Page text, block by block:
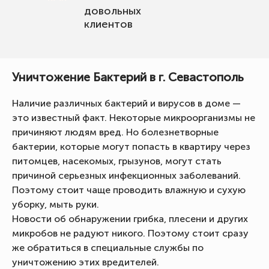
довольных
клиентов
Уничтожение Бактерий в г. Севастополь
Наличие различных бактерий и вирусов в доме —
это известный факт. Некоторые микроорганизмы не
причиняют людям вред. Но болезнетворные
бактерии, которые могут попасть в квартиру через
питомцев, насекомых, грызунов, могут стать
причиной серьезных инфекционных заболеваний.
Поэтому стоит чаще проводить влажную и сухую
уборку, мыть руки.
Новости об обнаружении грибка, плесени и других
микробов не радуют никого. Поэтому стоит сразу
же обратиться в специальные службы по
уничтожению этих вредителей.